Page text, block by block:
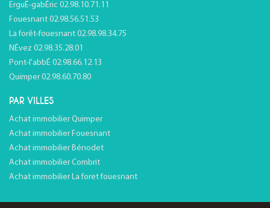
ErguÉ-gabÉric 02.98.10.71.11
Fouesnant 02.98.56.51.53
La forêt-fouesnant 02.98.98.34.75
NÉvez 02.98.35.28.01
Pont-l'abbÉ 02.98.66.12.13
Quimper 02.98.60.70.80
PAR VILLES
Achat immobilier Quimper
Achat immobilier Fouesnant
Achat immobilier Bénodet
Achat immobilier Combrit
Achat immobilier La foret fouesnant